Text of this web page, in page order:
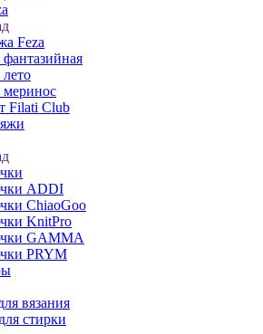
Feza
фантазийная
лето
меринос
Filati Club
ADDI
ChiaoGoo
KnitPro
GAMMA
PRYM
вязания
стирки